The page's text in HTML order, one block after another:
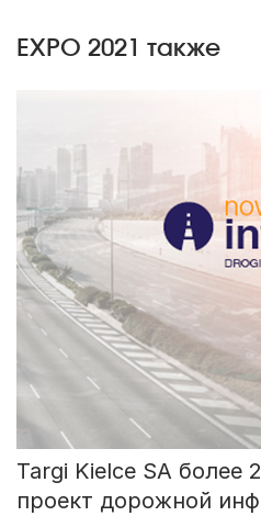
EXPO 2021 также
Targi Kielce SA более
проект дорожной